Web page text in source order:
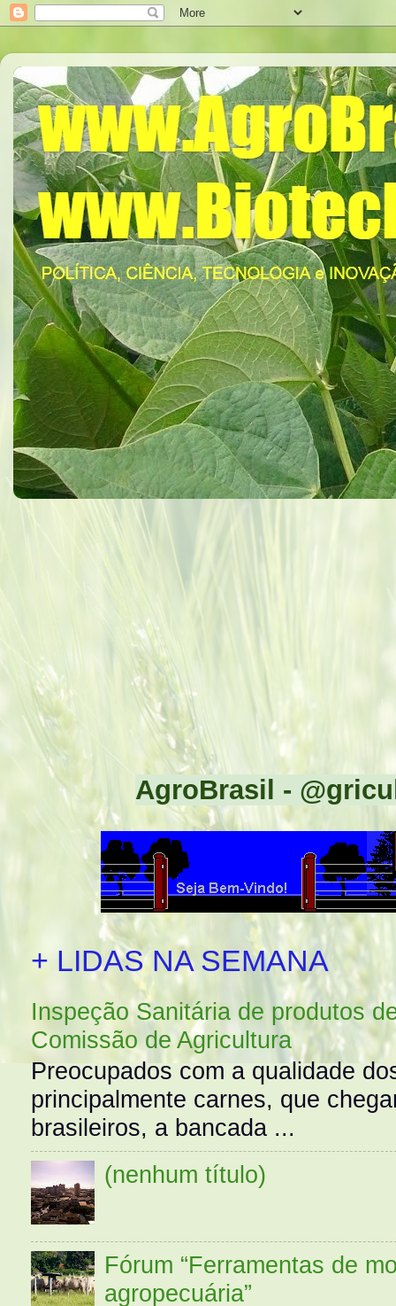
AgroBrasil -
+ LIDAS NA SEMANA
Inspeção Sanitária de produtos
Comissão de Agricultura
Preocupados com a qualidade
principalmente carnes, que
brasileiros, a bancada ...
(nenhum título)
Fórum “Ferramentas de
agropecuária”